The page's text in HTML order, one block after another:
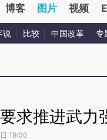
博客 图片 视频
说 比较 中国改革 专
求推进武力
19:00